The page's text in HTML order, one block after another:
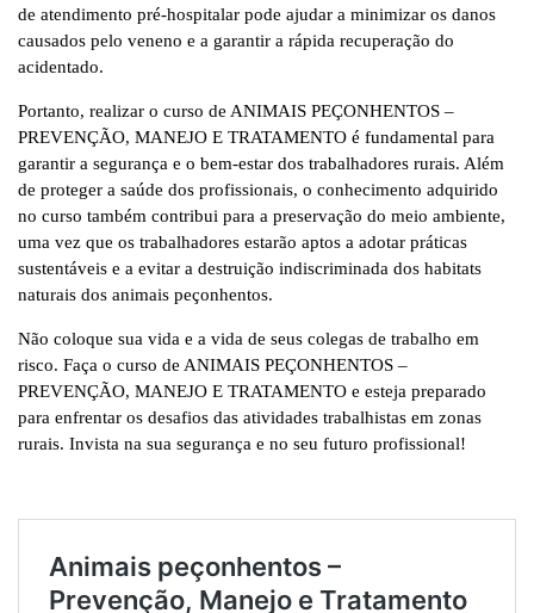
de atendimento pré-hospitalar pode ajudar a minimizar os danos
causados pelo veneno e a garantir a rápida recuperação do
acidentado.
Portanto, realizar o curso de ANIMAIS PEÇONHENTOS –
PREVENÇÃO, MANEJO E TRATAMENTO é fundamental para
garantir a segurança e o bem-estar dos trabalhadores rurais. Além
de proteger a saúde dos profissionais, o conhecimento adquirido
no curso também contribui para a preservação do meio ambiente,
uma vez que os trabalhadores estarão aptos a adotar práticas
sustentáveis e a evitar a destruição indiscriminada dos habitats
naturais dos animais peçonhentos.
Não coloque sua vida e a vida de seus colegas de trabalho em
risco. Faça o curso de ANIMAIS PEÇONHENTOS –
PREVENÇÃO, MANEJO E TRATAMENTO e esteja preparado
para enfrentar os desafios das atividades trabalhistas em zonas
rurais. Invista na sua segurança e no seu futuro profissional!